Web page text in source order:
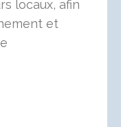
locaux, afin
et